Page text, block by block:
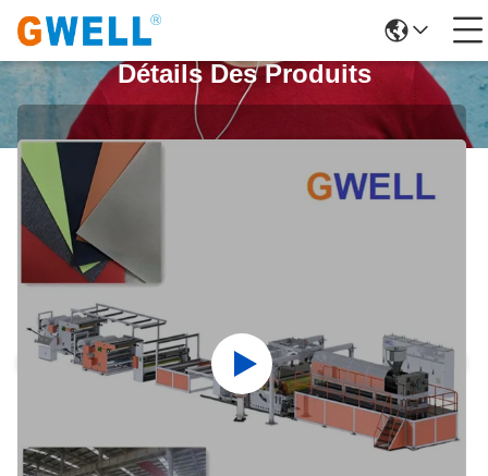
Détails Des Produits